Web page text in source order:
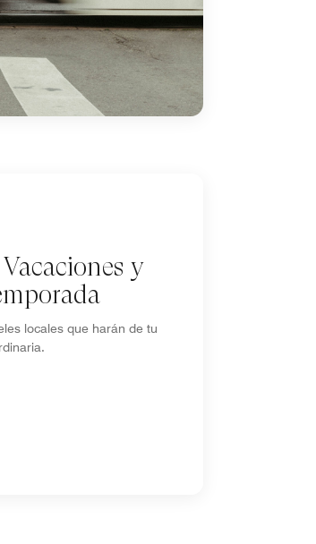
y
locales que harán de tu